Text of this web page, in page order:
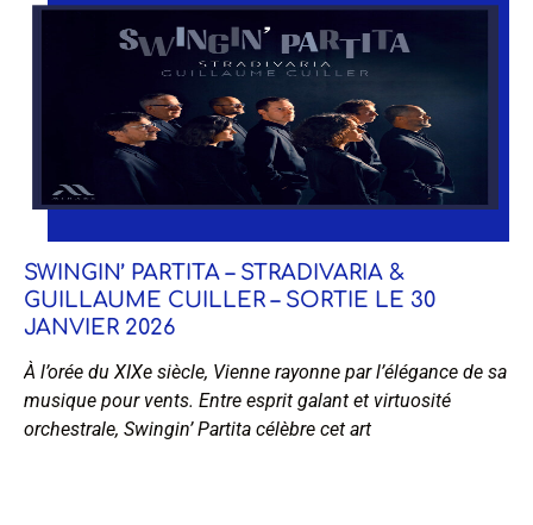
SWINGIN’ PARTITA – STRADIVARIA &
GUILLAUME CUILLER – SORTIE LE 30
JANVIER 2026
À l’orée du XIXe siècle, Vienne rayonne par l’élégance de sa
musique pour vents. Entre esprit galant et virtuosité
orchestrale, Swingin’ Partita célèbre cet art